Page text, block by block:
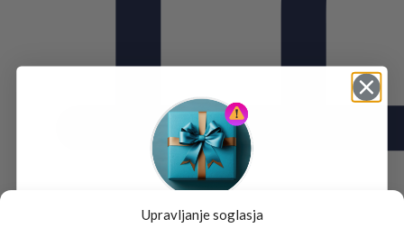
Upravljanje soglasja
Tukaj je!